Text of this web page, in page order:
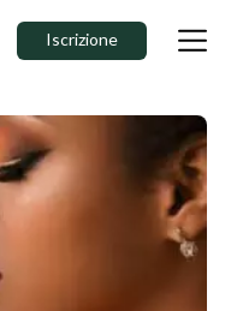
Iscrizione